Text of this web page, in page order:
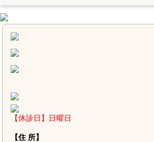
【休診日】日曜日
【住 所】